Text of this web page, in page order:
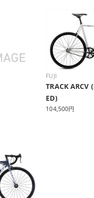
FUJI
TRACK ARCV
ED)
104,500円